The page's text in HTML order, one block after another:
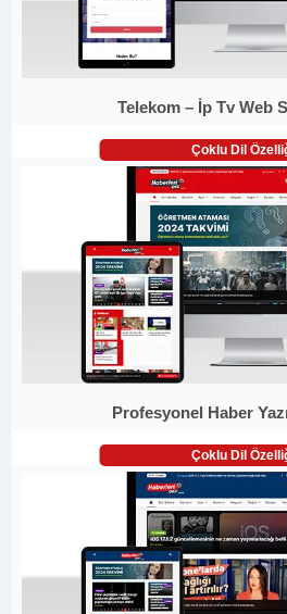
Telekom – İp Tv Web
Çoklu Dil
Profesyonel Haber
Çoklu Dil